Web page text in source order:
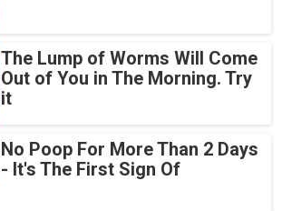
The Lump of Worms Will Come
Out of You in The Morning. Try
it
No Poop For More Than 2 Days
- It's The First Sign Of